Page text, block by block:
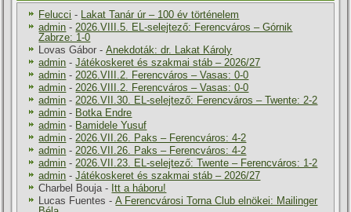
Felucci - Lakat Tanár úr – 100 év történelem
admin -2026.VIII.5. EL-selejtező: Ferencváros – Górnik
Zabrze: 1-0
Lovas Gábor -Anekdoták: dr. Lakat Károly
admin -Játékoskeret és szakmai stáb – 2026/27
admin -2026.VIII.2. Ferencváros – Vasas: 0-0
admin -2026.VIII.2. Ferencváros – Vasas: 0-0
admin -2026.VII.30. EL-selejtező: Ferencváros – Twente: 2-2
admin - Botka Endre
admin - Bamidele Yusuf
admin -2026.VII.26. Paks – Ferencváros: 4-2
admin -2026.VII.26. Paks – Ferencváros: 4-2
admin -2026.VII.23. EL-selejtező: Twente – Ferencváros: 1-2
admin -Játékoskeret és szakmai stáb – 2026/27
Charbel Bouja- Itt a háboru!
Lucas Fuentes -A Ferencvárosi Torna Club elnökei: Mailinger